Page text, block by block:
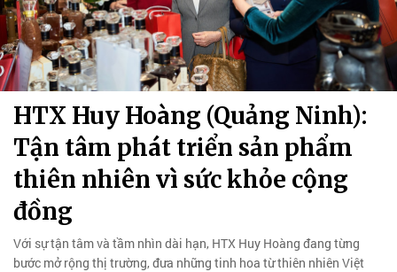
HTX Huy Hoàng (Quảng Ninh):
Tận tâm phát triển sản phẩm
thiên nhiên vì sức khỏe cộng
đồng
Với sự tận tâm và tầm nhìn dài hạn, HTX Huy Hoàng đang từng
bước mở rộng thị trường, đưa những tinh hoa từ thiên nhiên Việt